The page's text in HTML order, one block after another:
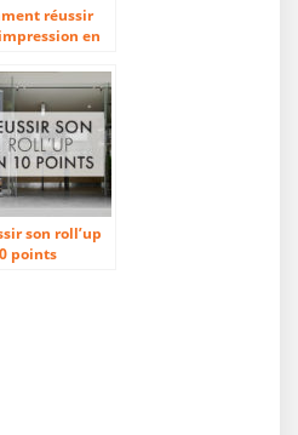
réussir
en
son roll’up
points